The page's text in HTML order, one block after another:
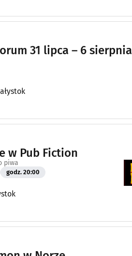
31 lipca – 6 sierpnia
w Pub Fiction
piwa
godz. 20:00